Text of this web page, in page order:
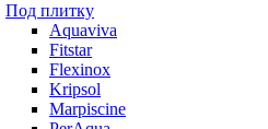
Под плитку
Aquaviva
Fitstar
Flexinox
Kripsol
Marpiscine